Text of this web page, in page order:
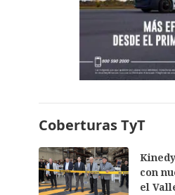
Coberturas TyT
con
el